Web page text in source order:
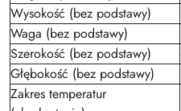
Wysokość (bez podstawy)
Waga (bez podstawy)
Szerokość (bez podstawy)
Głębokość (bez podstawy)
Zakres temperatur